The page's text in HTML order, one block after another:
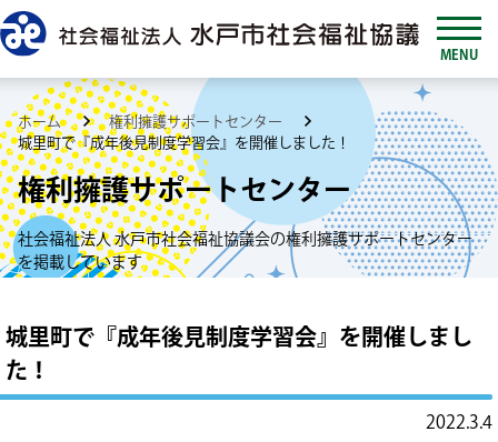
MENU
ホーム
権利擁護サポートセンター
城里町で『成年後見制度学習会』を開催しました！
権利擁護サポートセンター
社会福祉法人 水戸市社会福祉協議会の権利擁護サポートセンター
を掲載しています
城里町で『成年後見制度学習会』を開催しまし
た！
2022.3.4